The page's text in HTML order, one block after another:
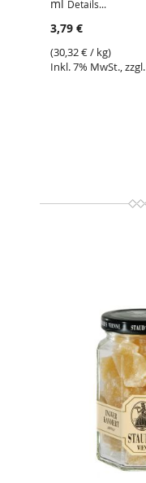
VERGLEICH
ml Details...
3,79 €
(30,32 €/ kg)
Inkl. 7% MwSt., zzgl.